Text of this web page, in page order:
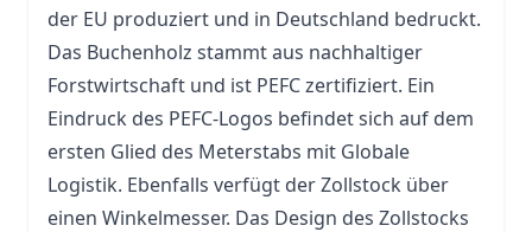
der EU produziert und in Deutschland bedruckt.
Das Buchenholz stammt aus nachhaltiger
Forstwirtschaft und ist PEFC zertifiziert. Ein
Eindruck des PEFC-Logos befindet sich auf dem
ersten Glied des Meterstabs mit Globale
Logistik. Ebenfalls verfügt der Zollstock über
einen Winkelmesser. Das Design des Zollstocks